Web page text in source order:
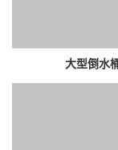
大型倒水